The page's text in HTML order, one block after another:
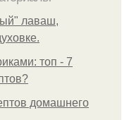
лаваш,
топ - 7
домашнего